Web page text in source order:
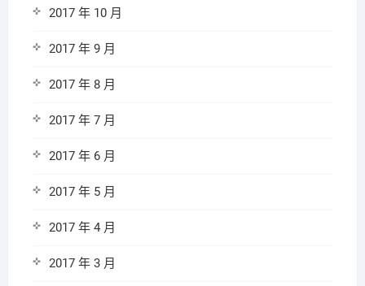
2017 年 10 月
2017 年 9 月
2017 年 8 月
2017 年 7 月
2017 年 6 月
2017 年 5 月
2017 年 4 月
2017 年 3 月